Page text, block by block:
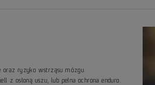
oraz ryzyko wstrząsu mózgu.
z osłoną uszu, lub pełna ochrona enduro.